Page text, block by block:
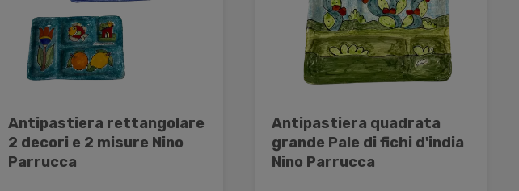
Antipastiera rettangolare
2 decori e 2 misure Nino
Parrucca
Antipastiera quadrata
grande Pale di fichi d'india
Nino Parrucca